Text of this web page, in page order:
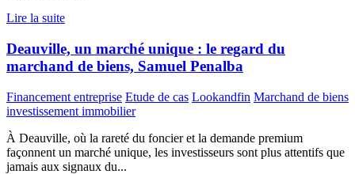
Lire la suite
Deauville, un marché unique : le regard du
marchand de biens, Samuel Penalba
Financement entreprise Etude de cas Lookandfin Marchand de biens
investissement immobilier
À Deauville, où la rareté du foncier et la demande premium
façonnent un marché unique, les investisseurs sont plus attentifs que
jamais aux signaux du...